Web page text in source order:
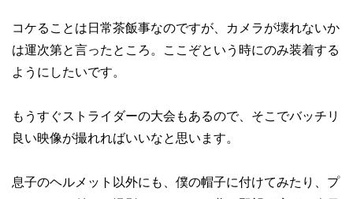
コケることは日常茶飯事なのですが、カメラが壊れないか
は運次第と言ったところ。ここぞという時にのみ装着する
ようにしたいです。
もうすぐストライダーの大会もあるので、そこでバッチリ
良い映像が撮れればいいなと思います。
息子のヘルメット以外にも、僕の帽子に付けてみたり、プ